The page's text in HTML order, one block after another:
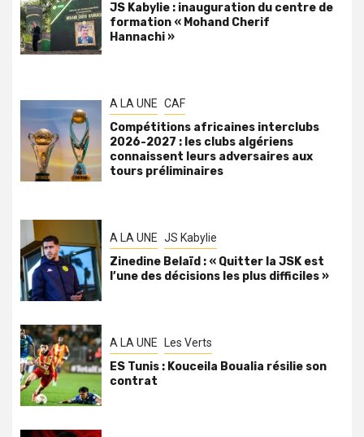
JS Kabylie : inauguration du centre de
formation « Mohand Cherif
Hannachi »
A LA UNE CAF
Compétitions africaines interclubs
2026-2027 : les clubs algériens
connaissent leurs adversaires aux
tours préliminaires
A LA UNE JS Kabylie
Zinedine Belaïd : « Quitter la JSK est
l’une des décisions les plus difficiles »
A LA UNE Les Verts
ES Tunis : Kouceila Boualia résilie son
contrat